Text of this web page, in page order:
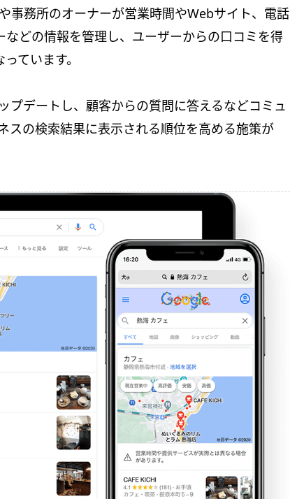
事務所のオーナーが営業時間やWebサイト、電話
どの情報を管理し、ユーザーからの口コミを得
ています。
デートし、顧客からの質問に答えるなどコミュ
スの検索結果に表示される順位を高める施策が